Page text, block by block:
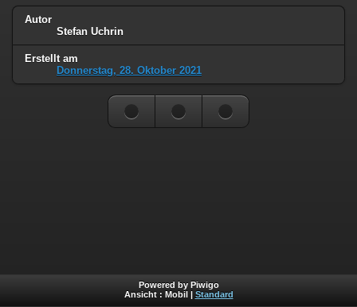
Autor
Stefan Uchrin
Erstellt am
Donnerstag, 28. Oktober 2021
Powered by Piwigo
Ansicht : Mobil Standard